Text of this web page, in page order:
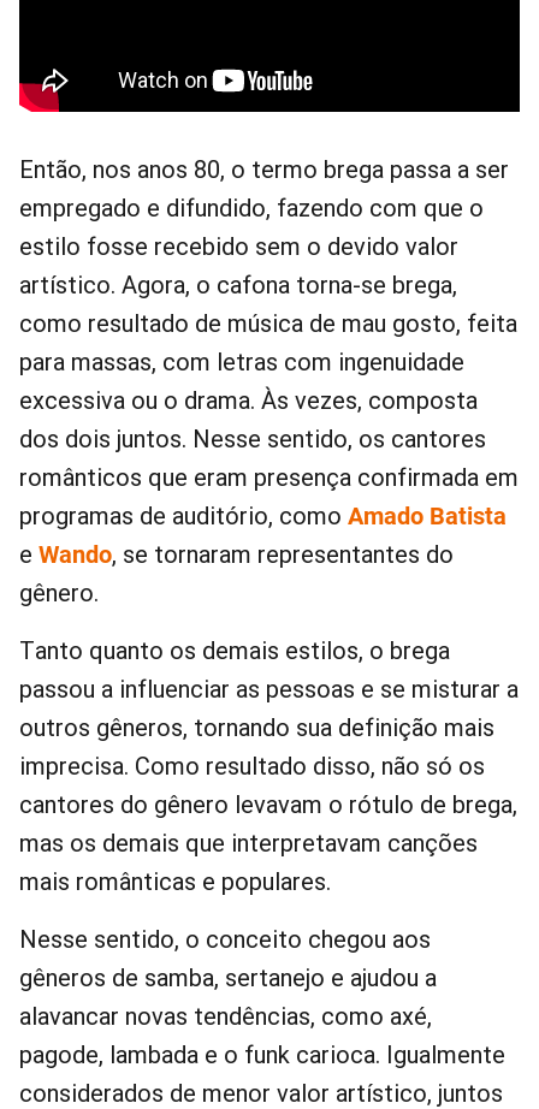
Então, nos anos 80, o termo brega passa a ser
empregado e difundido, fazendo com que o
estilo fosse recebido sem o devido valor
artístico. Agora, o cafona torna-se brega,
como resultado de música de mau gosto, feita
para massas, com letras com ingenuidade
excessiva ou o drama. Às vezes, composta
dos dois juntos. Nesse sentido, os cantores
românticos que eram presença confirmada em
programas de auditório, como Amado Batista
e Wando, se tornaram representantes do
gênero.
Tanto quanto os demais estilos, o brega
passou a influenciar as pessoas e se misturar a
outros gêneros, tornando sua definição mais
imprecisa. Como resultado disso, não só os
cantores do gênero levavam o rótulo de brega,
mas os demais que interpretavam canções
mais românticas e populares.
Nesse sentido, o conceito chegou aos
gêneros de samba, sertanejo e ajudou a
alavancar novas tendências, como axé,
pagode, lambada e o funk carioca. Igualmente
considerados de menor valor artístico, juntos